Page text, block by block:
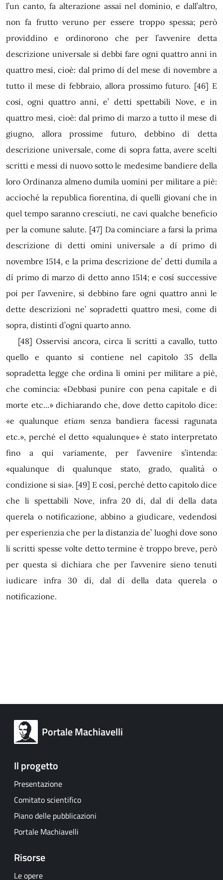
l’un canto, fa alterazione assai nel dominio, e dall’altro,
non fa frutto veruno per essere troppo spessa; però
providdino e ordinorono che per l’avvenire detta
descrizione universale si debbi fare ogni quattro anni in
quattro mesi, cioè: dal primo dí del mese di novembre a
tutto il mese di febbraio, allora prossimo futuro. [46] E
cosí, ogni quattro anni, e’ detti spettabili Nove, e in
quattro mesi, cioè: dal primo di marzo a tutto il mese di
giugno, allora prossime futuro, debbino di detta
descrizione universale, come di sopra fatta, avere scelti
scritti e messi di nuovo sotto le medesime bandiere della
loro Ordinanza almeno dumila uomini per militare a piè:
accioché la republica fiorentina, di quelli giovani che in
quel tempo saranno cresciuti, ne cavi qualche beneficio
per la comune salute. [47] Da cominciare a farsi la prima
descrizione di detti omini universale a dí primo di
novembre 1514, e la prima descrizione de’ detti dumila a
dí primo di marzo di detto anno 1514; e cosí successive
poi per l’avvenire, si debbino fare ogni quattro anni le
dette descrizioni ne’ sopradetti quattro mesi, come di
sopra, distinti d’ogni quarto anno.
[48] Osservisi ancora, circa li scritti a cavallo, tutto
quello e quanto si contiene nel capitolo 35 della
sopradetta legge che ordina li omini per militare a piè,
che comincia: «Debbasi punire con pena capitale e di
morte etc...» dichiarando che, dove detto capitolo dice:
«e qualunque etiamsenza bandiera facessi ragunata
etc.», perché el detto «qualunque» è stato interpretato
fino a qui variamente, per l’avvenire s’intenda:
«qualunque di qualunque stato, grado, qualità o
condizione si sia». [49] E cosí, perché detto capitolo dice
che li spettabili Nove, infra 20 dí, dal dí della data
querela o notificazione, abbino a giudicare, vedendosi
per esperienzia che per la distanzia de’ luoghi dove sono
li scritti spesse volte detto termine è troppo breve, però
per questa si dichiara che per l’avvenire sieno tenuti
iudicare infra 30 dí, dal dí della data querela o
notificazione.
Portale Machiavelli
Il progetto
Presentazione
Comitato scientifico
Piano delle pubblicazioni
Portale Machiavelli
Risorse
Le opere